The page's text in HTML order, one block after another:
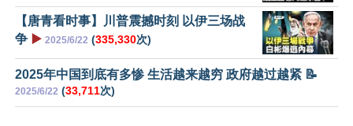
【唐青看时事】川普震撼时刻 以伊三场战
争 ▶️ 2025/6/22 (335,330次)
2025年中国到底有多惨 生活越来越穷 政府越过越紧 📝
2025/6/22 (33,711次)